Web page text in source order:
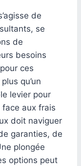
de
se
de
besoins
ces
qu’un
levier pour
aux frais
doit naviguer
garanties, de
plongée
options peut